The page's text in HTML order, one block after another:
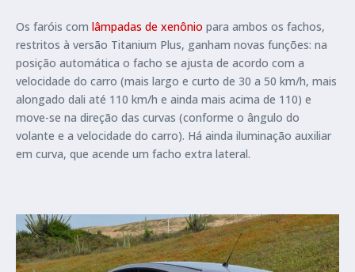
Os faróis com lâmpadas de xenônio para ambos os fachos,
restritos à versão Titanium Plus, ganham novas funções: na
posição automática o facho se ajusta de acordo com a
velocidade do carro (mais largo e curto de 30 a 50 km/h, mais
alongado dali até 110 km/h e ainda mais acima de 110) e
move-se na direção das curvas (conforme o ângulo do
volante e a velocidade do carro). Há ainda iluminação auxiliar
em curva, que acende um facho extra lateral.